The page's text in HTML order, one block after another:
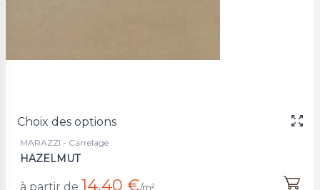
Choix des options
MARAZZI - Carrelage
HAZELMUT
à partir de 14,40 €/m²